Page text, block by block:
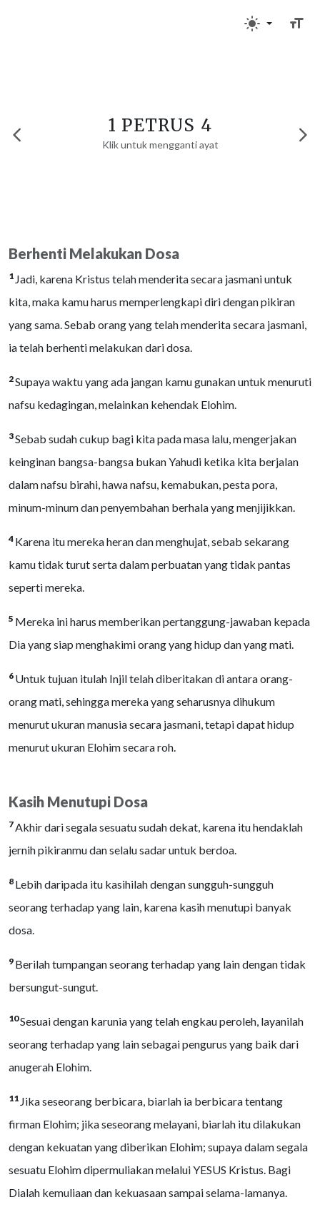
1 PETRUS 4
Klik untuk mengganti ayat
Berhenti Melakukan Dosa
1 Jadi, karena Kristus telah menderita secara jasmani untuk
kita, maka kamu harus memperlengkapi diri dengan pikiran
yang sama. Sebab orang yang telah menderita secara jasmani,
ia telah berhenti melakukan dari dosa.
2Supaya waktu yang ada jangan kamu gunakan untuk menuruti
nafsu kedagingan, melainkan kehendak Elohim.
3Sebab sudah cukup bagi kita pada masa lalu, mengerjakan
keinginan bangsa-bangsa bukan Yahudi ketika kita berjalan
dalam nafsu birahi, hawa nafsu, kemabukan, pesta pora,
minum-minum dan penyembahan berhala yang menjijikkan.
4 Karena itu mereka heran dan menghujat, sebab sekarang
kamu tidak turut serta dalam perbuatan yang tidak pantas
seperti mereka.
5 Mereka ini harus memberikan pertanggung-jawaban kepada
Dia yang siap menghakimi orang yang hidup dan yang mati.
6 Untuk tujuan itulah Injil telah diberitakan di antara orang-
orang mati, sehingga mereka yang seharusnya dihukum
menurut ukuran manusia secara jasmani, tetapi dapat hidup
menurut ukuran Elohim secara roh.
Kasih Menutupi Dosa
7Akhir dari segala sesuatu sudah dekat, karena itu hendaklah
jernih pikiranmu dan selalu sadar untuk berdoa.
8 Lebih daripada itu kasihilah dengan sungguh-sungguh
seorang terhadap yang lain, karena kasih menutupi banyak
dosa.
9 Berilah tumpangan seorang terhadap yang lain dengan tidak
bersungut-sungut.
10Sesuai dengan karunia yang telah engkau peroleh, layanilah
seorang terhadap yang lain sebagai pengurus yang baik dari
anugerah Elohim.
11 Jika seseorang berbicara, biarlah ia berbicara tentang
firman Elohim; jika seseorang melayani, biarlah itu dilakukan
dengan kekuatan yang diberikan Elohim; supaya dalam segala
sesuatu Elohim dipermuliakan melalui YESUS Kristus. Bagi
Dialah kemuliaan dan kekuasaan sampai selama-lamanya.